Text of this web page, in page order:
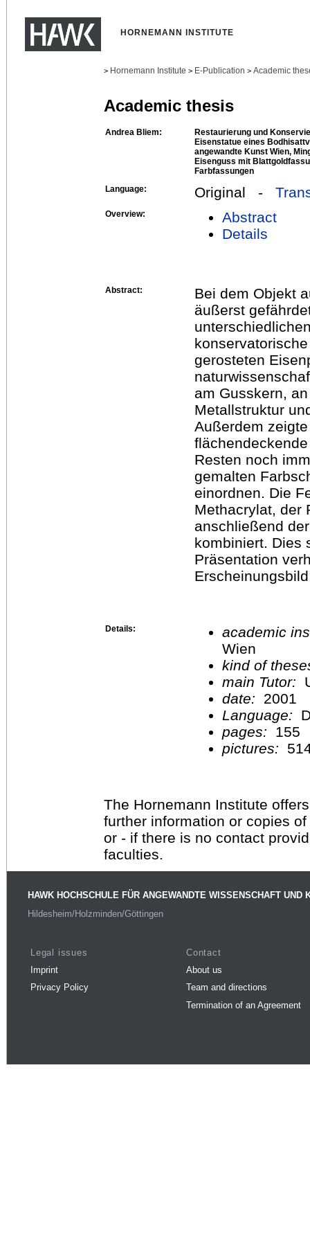
HORNEMANN INSTITUTE
> Hornemann Institute > E-Publication > Academic
Academic thesis
Andrea Bliem:
Restaurierung und
Eisenstatue eines
angewandte Kunst Wien,
Eisenguss mit
Farbfassungen
Language:
Original -
Overview:
Abstract
Details
Abstract:
Bei dem Objekt
äußerst
gerosteten
am Gusskern,
Metallstruktur
Außerdem
Resten noch
gemalten
einordnen. Die
Methacrylat, der
anschließend
kombiniert. Dies
Präsentation
Details:
academic
Wien
kind of
main Tutor:
date:
2001
Language:
pages:
155
pictures:
The Hornemann Institute
further information or copies
or - if there is no contact
faculties.
HAWK HOCHSCHULE FÜR ANGEWANDTE WISSENSCHAFT UND
Hildesheim/Holzminden/Göttingen
Legal issues
Imprint
Privacy Policy
Contact
About us
Team and directions
Termination of an Agreement